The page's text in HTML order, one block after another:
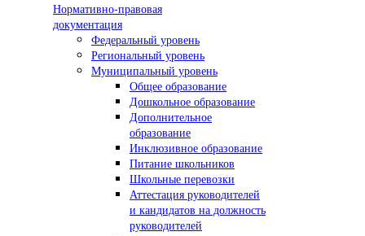
Нормативно-правовая
документация
Федеральный уровень
Региональный уровень
Муниципальный уровень
Общее образование
Дошкольное образование
Дополнительное
образование
Инклюзивное образование
Питание школьников
Школьные перевозки
Аттестация руководителей
и кандидатов на должность
руководителей